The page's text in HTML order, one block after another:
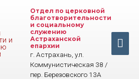
Отдел по церковной
благотворительности
и социальному
служению
Астраханской
епархии
г. Астрахань, ул.
Коммунистическая 38 /
пер. Березовского 13А